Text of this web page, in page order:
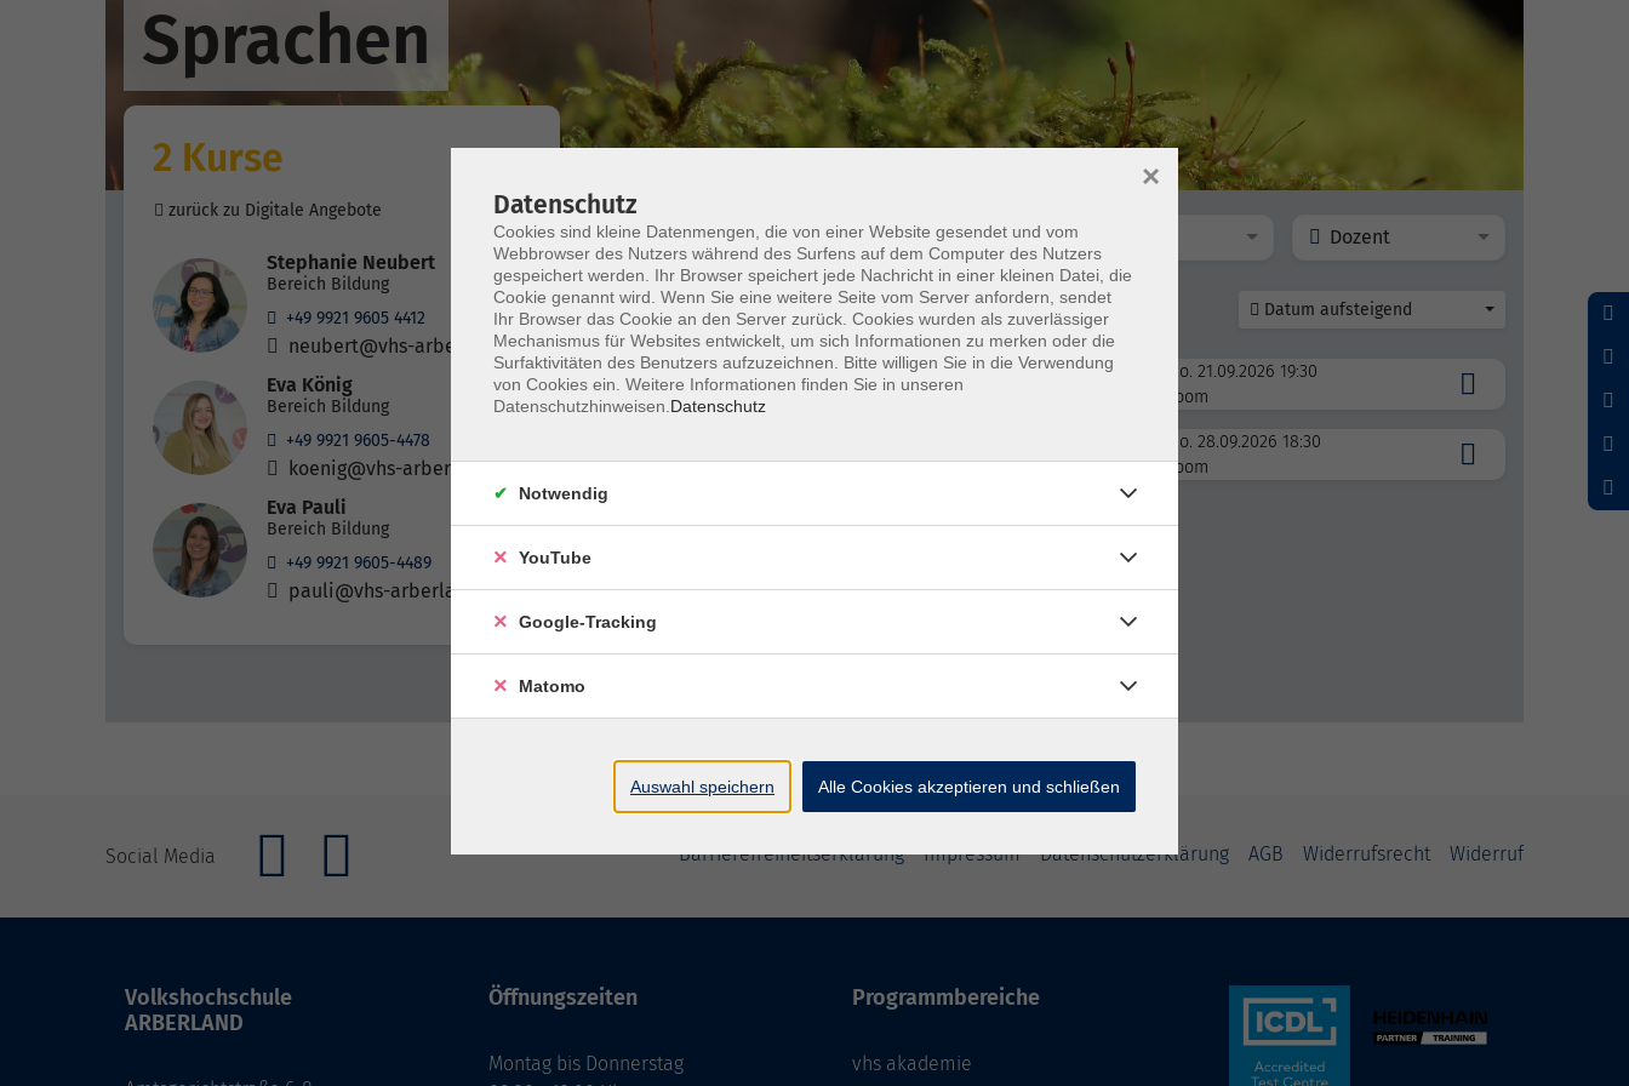
Sprachen
2 Kurse
zurück zu Digitale Angebote
Stephanie Neubert
Bereich Bildung
+49 9921 9605 4412
neubert@vhs-arberland.de
Eva König
Bereich Bildung
+49 9921 9605-4478
koenig@vhs-arberland.de
Eva Pauli
Bereich Bildung
+49 9921 9605-4489
pauli@vhs-arberland.de
Wochentage Tageszeit Dozent
nur buchbare nur beginnende Datum aufsteigend
Arabisch A2.1 – Fortsetzung
Intensiv lernen in der Kleingruppe
Mo. 21.09.2026 19:30
Zoom
Intensiv lernen in der Kleingruppe
Mo. 28.09.2026 18:30
Zoom
Social Media Barrierefreiheitserklärung Impressum Datenschutzerklärung AGB Widerrufsrecht Widerruf
Volkshochschule
ARBERLAND
Öffnungszeiten
Montag bis Donnerstag
Programmbereiche
vhs akademie
Datenschutz
Cookies sind kleine Datenmengen, die von einer Website gesendet und vom
Webbrowser des Nutzers während des Surfens auf dem Computer des Nutzers
gespeichert werden. Ihr Browser speichert jede Nachricht in einer kleinen Datei, die
Cookie genannt wird. Wenn Sie eine weitere Seite vom Server anfordern, sendet
Ihr Browser das Cookie an den Server zurück. Cookies wurden als zuverlässiger
Mechanismus für Websites entwickelt, um sich Informationen zu merken oder die
Surfaktivitäten des Benutzers aufzuzeichnen. Bitte willigen Sie in die Verwendung
von Cookies ein. Weitere Informationen finden Sie in unseren
Datenschutzhinweisen. Datenschutz
×
Notwendig
YouTube
Google-Tracking
Matomo
Auswahl speichern Alle Cookies akzeptieren und schließen